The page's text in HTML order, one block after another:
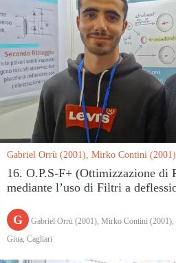
Gabriel Orrù (2001), Mirko Contini
16. O.P.S-F+ (Ottimizzazione di
mediante l’uso di Filtri a
G
Gabriel Orrù (2001), Mirko Contini (2001),
Giua, Cagliari